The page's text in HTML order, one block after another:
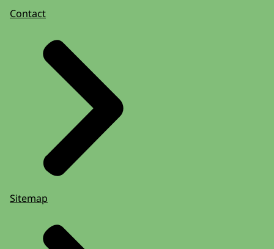
Contact
Sitemap